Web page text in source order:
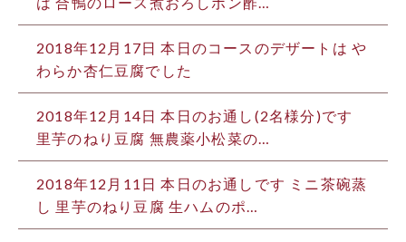
2018年12月17日 本日のコースのデザートは や
わらか杏仁豆腐でした
2018年12月14日 本日のお通し(2名様分)です
里芋のねり豆腐 無農薬小松菜の…
2018年12月11日 本日のお通しです️ ミニ茶碗蒸
し 里芋のねり豆腐 生ハムのポ…